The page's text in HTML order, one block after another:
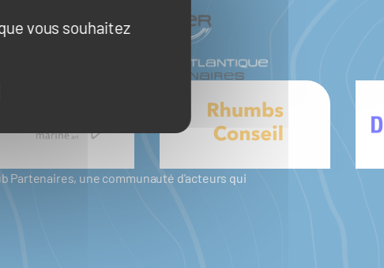
vous souhaitez
Partenaires, une communauté d'acteurs qui